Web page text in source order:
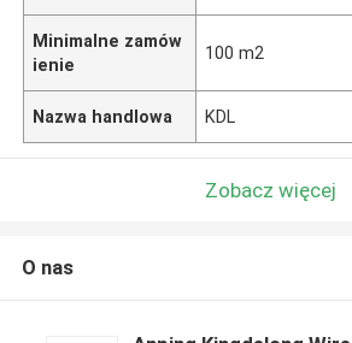
Minimalne zamów
ienie
100 m2
Nazwa handlowa KDL
Zobacz więcej
O nas